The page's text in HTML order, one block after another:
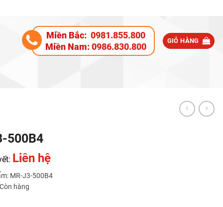
Miền Bắc: 0981.855.800
Miền Nam:0986.830.800
GIỎ HÀNG
500B4
Liên hệ
MR-J3-500B4
hàng